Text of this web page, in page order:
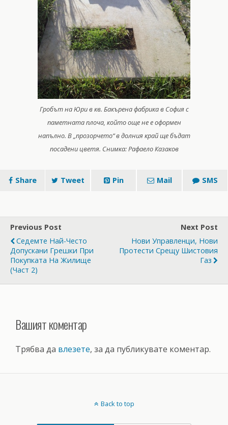
Гробът на Юри в кв. Бакърена фабрика в София с
паметната плоча, който още не е оформен
напълно. В „прозорчето“ в долния край ще бъдат
посадени цветя. Снимка: Рафаело Казаков
Share Tweet Pin Mail SMS
Previous Post
Седемте Най-Често
Допускани Грешки При
Покупката На Жилище
(Част 2)
Next Post
Нови Управленци, Нови
Протести Срещу Шистовия
Газ
Вашият коментар
Трябва да влезете, за да публикувате коментар.
Back to top